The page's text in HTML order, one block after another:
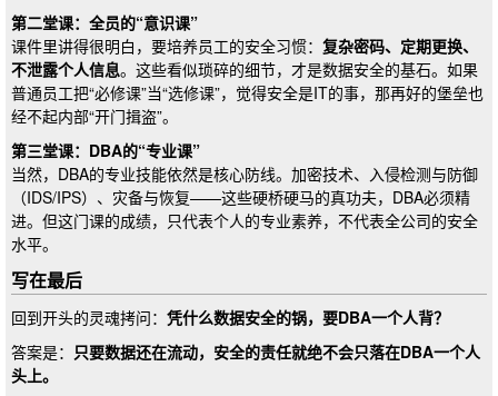
第二堂课：全员的“意识课”
课件里讲得很明白，要培养员工的安全习惯： 复杂密码、定期更换、
不泄露个人信息。这些看似琐碎的细节，才是数据安全的基石。如果
普通员工把“必修课”当“选修课”，觉得安全是IT的事，那再好的堡垒也
经不起内部“开门揖盗”。
第三堂课：DBA的“专业课”
当然，DBA的专业技能依然是核心防线。加密技术、入侵检测与防御
（IDS/IPS）、灾备与恢复——这些硬桥硬马的真功夫，DBA必须精
进。但这门课的成绩，只代表个人的专业素养，不代表全公司的安全
水平。
写在最后
回到开头的灵魂拷问： 凭什么数据安全的锅，要DBA一个人背？
答案是： 只要数据还在流动，安全的责任就绝不会只落在DBA一个人
头上。